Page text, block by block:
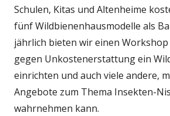
Schulen, Kitas und Altenheime
fünf Wildbienenhausmodelle als
jährlich bieten wir einen Workshop
gegen Unkostenerstattung ein
einrichten und auch viele andere,
Angebote zum Thema Insekten-
wahrnehmen kann.